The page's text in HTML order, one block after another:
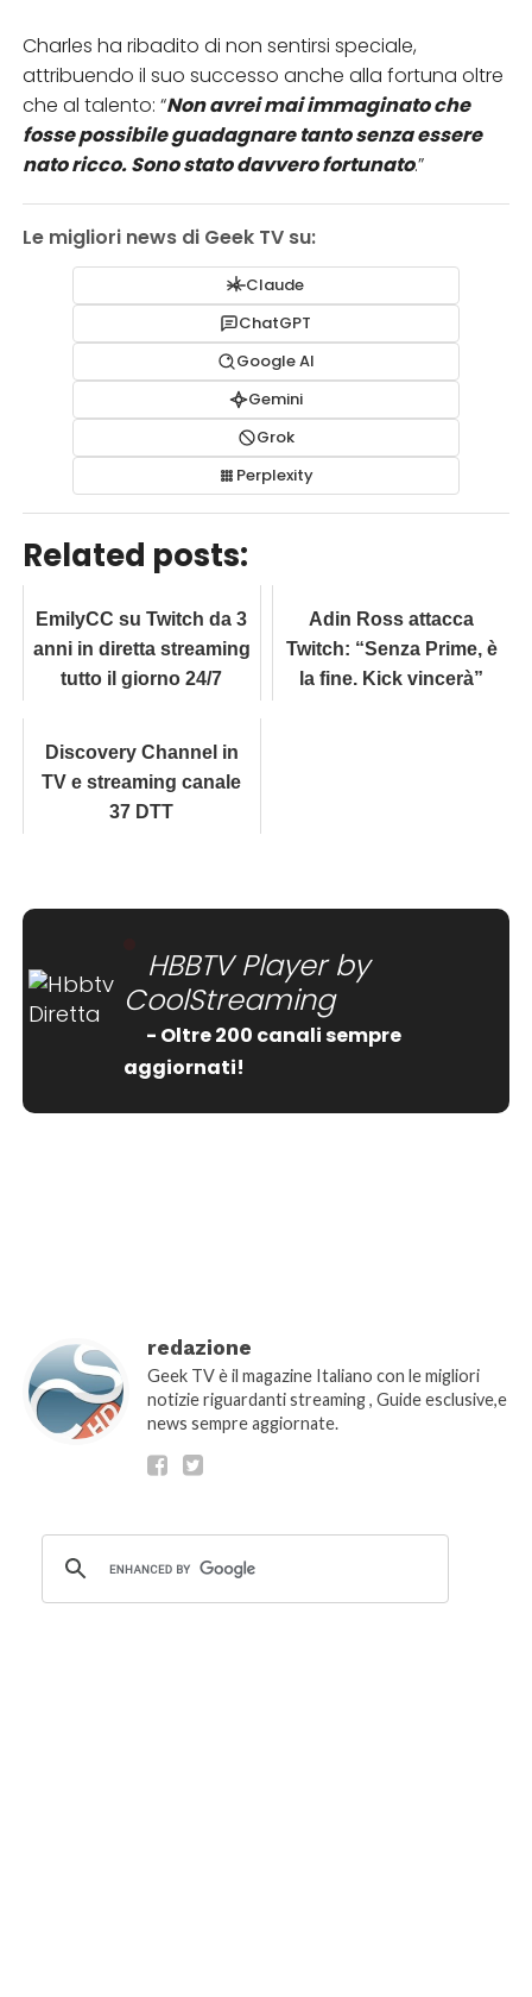
Charles ha ribadito di non sentirsi speciale,
attribuendo il suo successo anche alla fortuna oltre
che al talento: “Non avrei mai immaginato che
fosse possibile guadagnare tanto senza essere
nato ricco. Sono stato davvero fortunato.”
Le migliori news di Geek TV su:
Claude
ChatGPT
Google AI
Gemini
Grok
Perplexity
Related posts:
EmilyCC su Twitch da 3
anni in diretta streaming
tutto il giorno 24/7
Adin Ross attacca
Twitch: “Senza Prime, è
la fine. Kick vincerà”
Discovery Channel in
TV e streaming canale
37 DTT
HBBTV Player by
CoolStreaming
- Oltre 200 canali sempre
aggiornati!
redazione
Geek TV è il magazine Italiano con le migliori
notizie riguardanti streaming , Guide esclusive,e
news sempre aggiornate.